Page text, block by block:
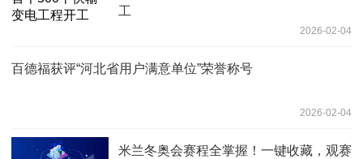
工
2026-02-04
百德福获评“河北省用户满意单位”荣誉称号
2026-02-04
米兰冬奥会赛程全掌握！一键收藏，观赛